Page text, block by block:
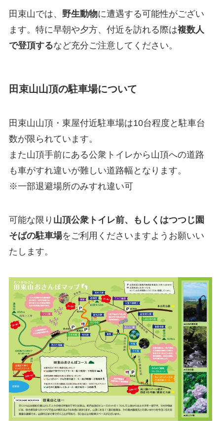
田束山では、 野生動物に遭遇する可能性がござい
ます。特に早朝や夕方、付近を訪れる際は複数人
で登頂するなど充分ご注意してください。
田束山山頂の駐車場について
田束山山頂・東屋付近駐車場は10台程度と駐車台
数が限られています。
また山頂手前にある公衆トイレから 山頂への道路
も車がすれ違いが難しい道路幅となります。
※一部退避場所のみすれ違い可
可能な限り 山頂公衆トイレ前、もしくはつつじ園
そばの駐車場をご利用くださいますようお願いい
たします。